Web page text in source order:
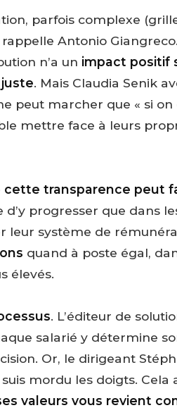
parfois complexe
Antonio
n’a un impact positif
. Mais Claudia Senik
peut marcher que « si
mettre face à leurs
cette transparence peut
progresser que dans
leur système de
quand à poste égal,
élevés.
. L’éditeur de
salarié y détermine
Or, le dirigeant
mordu les doigts. Cela
valeurs vous revient